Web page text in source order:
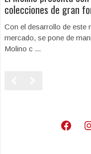
colecciones de gran
Con el desarrollo de este
mercado, se pone de
Molino c ...